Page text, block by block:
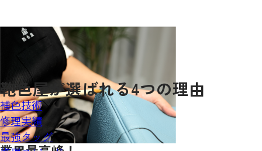
鞄色屋が選ばれる4つの理由
補色技術
修理実績
最強タッグ